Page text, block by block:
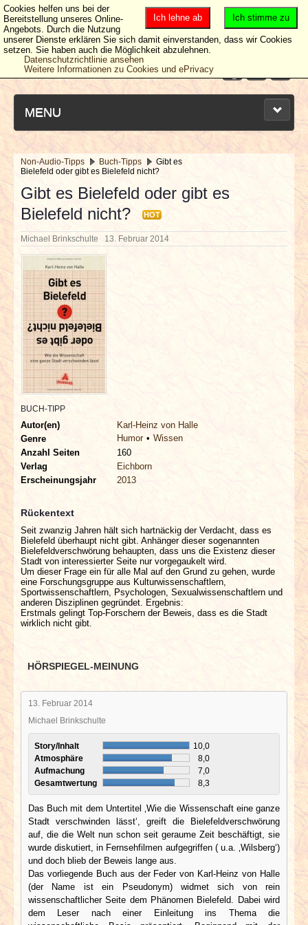
MENU
NEUESTE ARTIKEL
NEWS & DATES
BERICHTE
VERLOSUNGEN
INTERVIEWS
SPECIALS
REDAKTION
LINKS
ARCHIV
Non-Audio-Tipps Buch-Tipps
Gibt es
Bielefeld oder gibt es Bielefeld nicht?
Gibt es Bielefeld oder gibt es
Bielefeld nicht?
HOT
Michael Brinkschulte 13. Februar 2014
BUCH-TIPP
Autor(en)
Karl-Heinz von Halle
Genre
Humor
Wissen
Anzahl Seiten
160
Verlag
Eichborn
Erscheinungsjahr
2013
Rückentext
Seit zwanzig Jahren hält sich hartnäckig der Verdacht, dass es
Bielefeld überhaupt nicht gibt. Anhänger dieser sogenannten
Bielefeldverschwörung behaupten, dass uns die Existenz dieser
Stadt von interessierter Seite nur vorgegaukelt wird.
Um dieser Frage ein für alle Mal auf den Grund zu gehen, wurde
eine Forschungsgruppe aus Kulturwissenschaftlern,
Sportwissenschaftlern, Psychologen, Sexualwissenschaftlern und
anderen Disziplinen gegründet. Ergebnis:
Erstmals gelingt Top-Forschern der Beweis, dass es die Stadt
wirklich nicht gibt.
HÖRSPIEGEL-MEINUNG
13. Februar 2014
Michael Brinkschulte
Story/Inhalt
10,0
Atmosphäre
8,0
Aufmachung
7,0
Gesamtwertung
8,3
Das Buch mit dem Untertitel ‚Wie die Wissenschaft eine ganze
Stadt verschwinden lässt‘, greift die Bielefeldverschwörung
auf, die die Welt nun schon seit geraume Zeit beschäftigt, sie
wurde diskutiert, in Fernsehfilmen aufgegriffen ( u.a. ‚Wilsberg‘)
und doch blieb der Beweis lange aus.
Das vorliegende Buch aus der Feder von Karl-Heinz von Halle
(der Name ist ein Pseudonym) widmet sich von rein
wissenschaftlicher Seite dem Phänomen Bielefeld. Dabei wird
dem Leser nach einer Einleitung ins Thema die
Ich stimme zu
Ich lehne ab
Cookies helfen uns bei der
Bereitstellung unseres Online-
Angebots. Durch die Nutzung
unserer Dienste erklären Sie sich damit einverstanden, dass wir Cookies
setzen. Sie haben auch die Möglichkeit abzulehnen.
Datenschutzrichtlinie ansehen
Weitere Informationen zu Cookies und ePrivacy